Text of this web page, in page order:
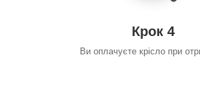
Крок 4
Ви оплачуєте крісло при